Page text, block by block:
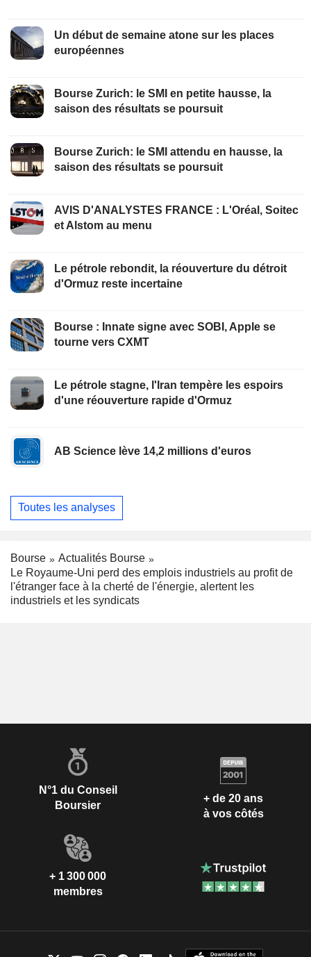
Un début de semaine atone sur les places
européennes
Bourse Zurich: le SMI en petite hausse, la
saison des résultats se poursuit
Bourse Zurich: le SMI attendu en hausse, la
saison des résultats se poursuit
AVIS D'ANALYSTES FRANCE : L'Oréal, Soitec
et Alstom au menu
Le pétrole rebondit, la réouverture du détroit
d'Ormuz reste incertaine
Bourse : Innate signe avec SOBI, Apple se
tourne vers CXMT
Le pétrole stagne, l'Iran tempère les espoirs
d'une réouverture rapide d'Ormuz
AB Science lève 14,2 millions d'euros
Toutes les analyses
Bourse
Actualités Bourse
Le Royaume-Uni perd des emplois industriels au profit de
l'étranger face à la cherté de l'énergie, alertent les
industriels et les syndicats
N°1 du Conseil
Boursier
+ de 20 ans
à vos côtés
+ 1 300 000
membres